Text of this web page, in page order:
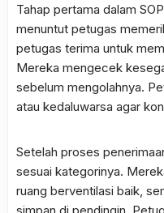
Tahap pertama dalam
menuntut petugas
petugas terima untuk
Mereka mengecek
sebelum mengolahnya.
atau kedaluwarsa agar
Setelah proses
sesuai kategorinya.
ruang berventilasi baik,